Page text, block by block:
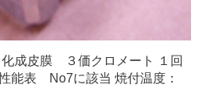
成皮膜 ３価クロメート １回
表 No7に該当 焼付温度：